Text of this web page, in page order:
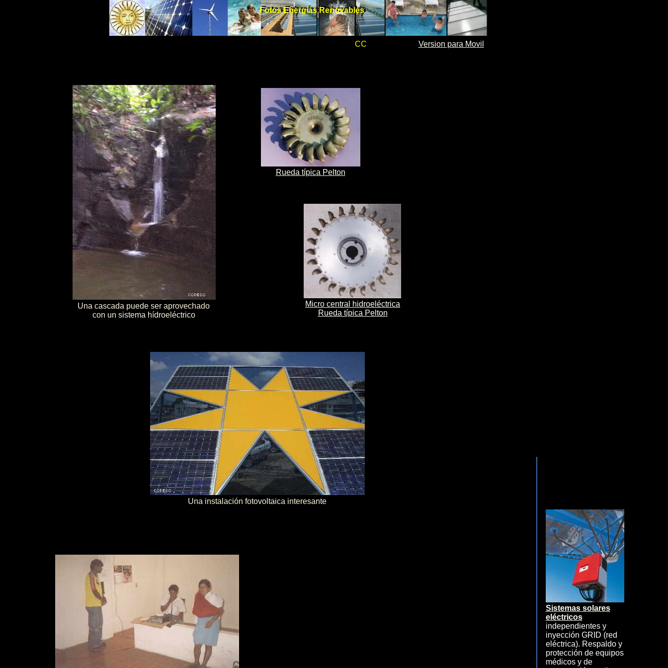
Una cascada puede ser aprovechado
con un sistema hídroeléctrico
Rueda típica Pelton
Micro central hidroeléctrica
Rueda típica Pelton
Una instalación fotovoltaica interesante
Fotos Energías Renovables
Fotos Energías Renovables
Version para Movil
CC
Sistemas solares
eléctricos
independientes y
inyección GRID (red
eléctrica). Respaldo y
protección de equipos
médicos y de